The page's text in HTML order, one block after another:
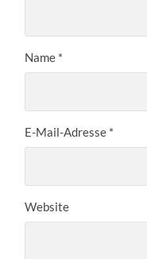
Name *
E-Mail-Adresse *
Website